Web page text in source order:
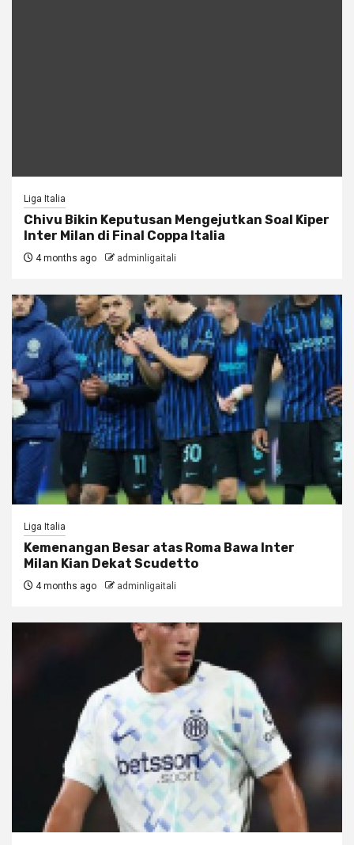
Liga Italia
Chivu Bikin Keputusan Mengejutkan Soal Kiper
Inter Milan di Final Coppa Italia
4 months ago adminligaitali
Liga Italia
Kemenangan Besar atas Roma Bawa Inter
Milan Kian Dekat Scudetto
4 months ago adminligaitali